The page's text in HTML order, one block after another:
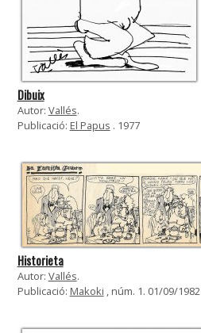
Dibuix
Autor: Vallés.
Publicació: El Papus . 1977
Historieta
Autor: Vallés.
Publicació: Makoki , núm. 1. 01/09/1982